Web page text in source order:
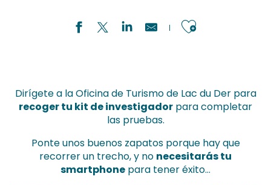
Ajouter
Dirígete a la Oficina de Turismo de Lac du Der para
recoger tu kit de investigador para completar
las pruebas.
Ponte unos buenos zapatos porque hay que
recorrer un trecho, y no necesitarás tu
smartphone para tener éxito…